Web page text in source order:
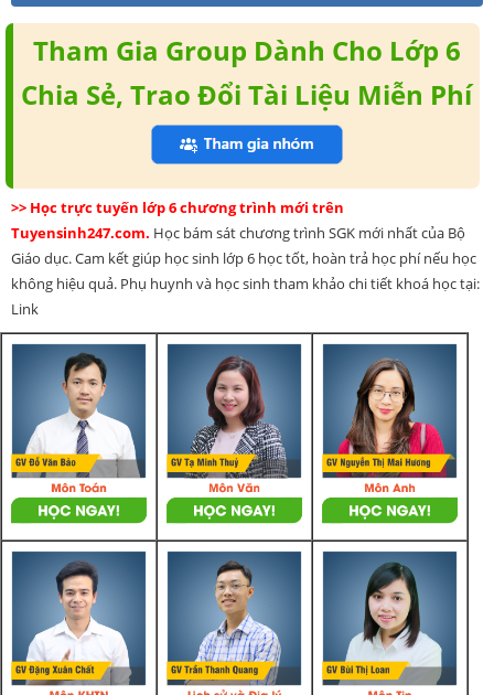
Tham Gia Group Dành Cho Lớp 6
Chia Sẻ, Trao Đổi Tài Liệu Miễn Phí
>> Học trực tuyến lớp 6 chương trình mới trên
Tuyensinh247.com. Học bám sát chương trình SGK mới nhất của Bộ
Giáo dục. Cam kết giúp học sinh lớp 6 học tốt, hoàn trả học phí nếu học
không hiệu quả. Phụ huynh và học sinh tham khảo chi tiết khoá học tại:
Link